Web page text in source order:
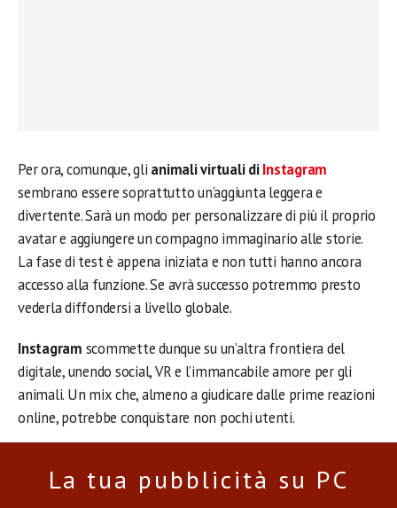
Per ora, comunque, gli animali virtuali diInstagram
sembrano essere soprattutto un’aggiunta leggera e
divertente. Sarà un modo per personalizzare di più il proprio
avatar e aggiungere un compagno immaginario alle storie.
La fase di test è appena iniziata e non tutti hanno ancora
accesso alla funzione. Se avrà successo potremmo presto
vederla diffondersi a livello globale.
Instagram scommette dunque su un’altra frontiera del
digitale, unendo social, VR e l’immancabile amore per gli
animali. Un mix che, almeno a giudicare dalle prime reazioni
online, potrebbe conquistare non pochi utenti.
La tua pubblicità su PC